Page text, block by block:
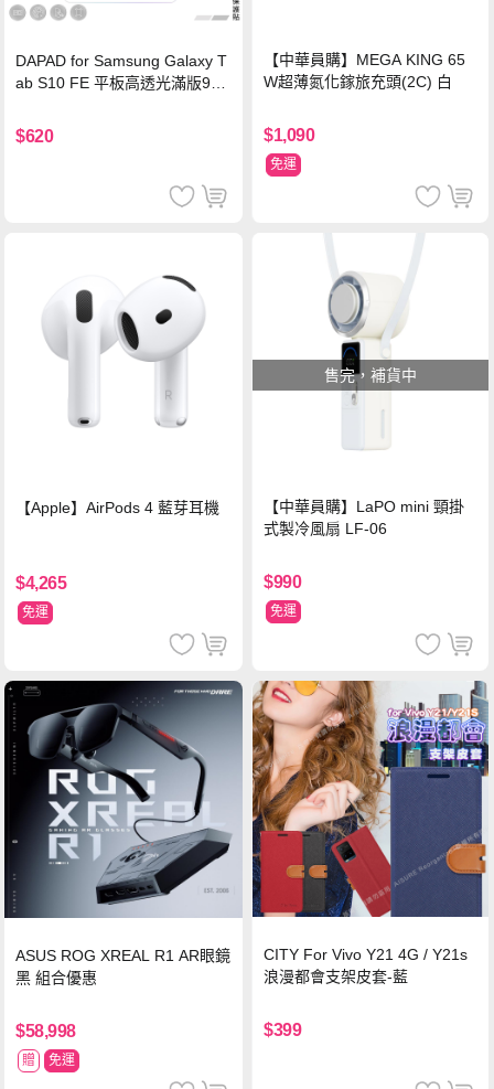
DAPAD for Samsung Galaxy T
ab S10 FE 平板高透光滿版9H
$620
【中華員購】MEGA KING 65
W超薄氮化鎵旅充頭(2C) 白
$1,090
免運
【Apple】AirPods 4 藍芽耳機
$4,265
免運
售完，補貨中
【中華員購】LaPO mini 頸掛
式製冷風扇 LF-06
$990
免運
ASUS ROG XREAL R1 AR眼鏡
黑 組合優惠
$58,998
贈 免運
CITY For Vivo Y21 4G / Y21s
浪漫都會支架皮套-藍
$399